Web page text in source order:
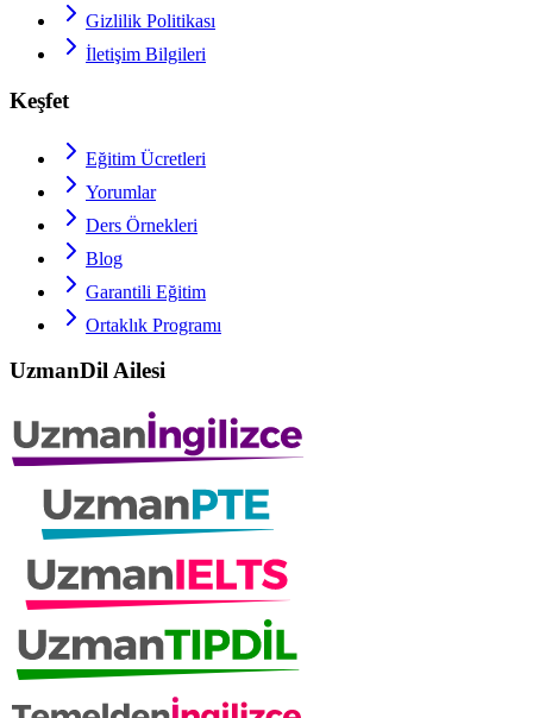
Gizlilik Politikası
İletişim Bilgileri
Keşfet
Eğitim Ücretleri
Yorumlar
Ders Örnekleri
Blog
Garantili Eğitim
Ortaklık Programı
UzmanDil Ailesi